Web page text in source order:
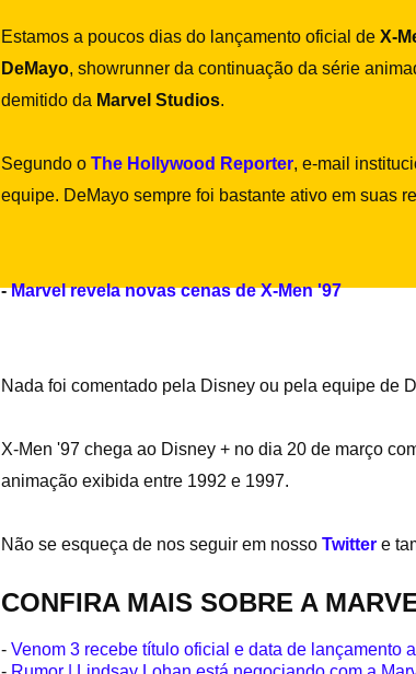
Estamos a poucos dias do lançamento oficial de X-
DeMayo, showrunner da continuação da série
demitido da Marvel Studios.
Segundo o The Hollywood Reporter, e-mail
equipe. DeMayo sempre foi bastante ativo em suas
-Marvel revela novas cenas de X-Men '97
Nada foi comentado pela Disney ou pela equipe de
X-Men '97 chega ao Disney + no dia 20 de março
animação exibida entre 1992 e 1997.
Não se esqueça de nos seguir em nosso Twitter e
CONFIRA MAIS SOBRE A
- Venom 3 recebe título oficial e data de lançamento